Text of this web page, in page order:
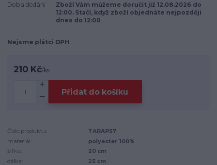
Doba dodání
Zboží Vám můžeme doručit již 12.08.2026 do
12:00. Stačí, když zboží objednáte nejpozději
dnes do 12:00
Nejsme plátci DPH
210 Kč/ks
Přidat do košíku
Číslo produktu:
TARAP57
materiál:
polyester 100%
šířka:
20 cm
délka:
25 cm